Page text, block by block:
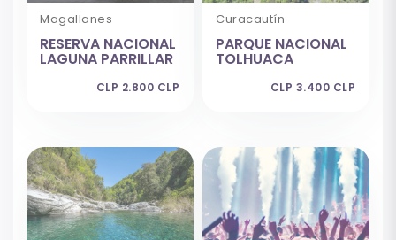
Magallanes
RESERVA NACIONAL
LAGUNA PARRILLAR
CLP 2.800 CLP
Curacautín
PARQUE NACIONAL
TOLHUACA
CLP 3.400 CLP